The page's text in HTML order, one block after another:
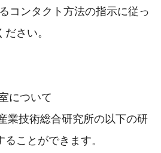
コンタクト方法の指示に従っ
さい。
について
業技術総合研究所の以下の研
ことができます。